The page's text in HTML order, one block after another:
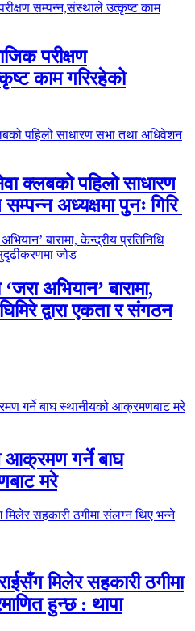
परीक्षण
काम गरिरहेको
क्लबको पहिलो साधारण
अध्यक्षमा पुनः गिरि
अभियान’ बारामा,
द्वारा एकता र संगठन
आक्रमण गर्ने बाघ
मरे
मिलेर सहकारी ठगीमा
हुन्छ : थापा